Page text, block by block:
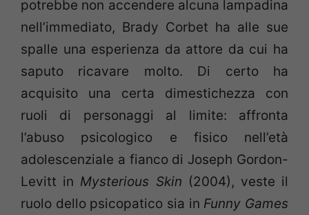
potrebbe non accendere alcuna lampadina
nell’immediato, Brady Corbet ha alle sue
spalle una esperienza da attore da cui ha
saputo ricavare molto. Di certo ha
acquisito una certa dimestichezza con
ruoli di personaggi al limite: affronta
l’abuso psicologico e fisico nell’età
adolescenziale a fianco di Joseph Gordon-
Levitt in Mysterious Skin (2004), veste il
ruolo dello psicopatico sia in Funny Games